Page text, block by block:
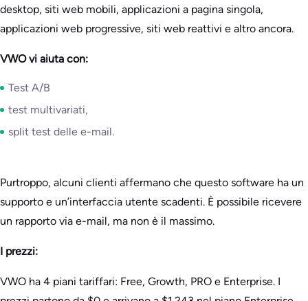
desktop, siti web mobili, applicazioni a pagina singola,
applicazioni web progressive, siti web reattivi e altro ancora.
VWO vi aiuta con:
Test A/B
test multivariati,
split test delle e-mail.
Purtroppo, alcuni clienti affermano che questo software ha un
supporto e un’interfaccia utente scadenti. È possibile ricevere
un rapporto via e-mail, ma non è il massimo.
I prezzi:
VWO ha 4 piani tariffari: Free, Growth, PRO e Enterprise. I